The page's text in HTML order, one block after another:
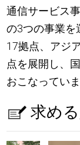
通信サービス
の3つの事業を
17拠点、アジ
点を展開し、
おこなっていま
求め